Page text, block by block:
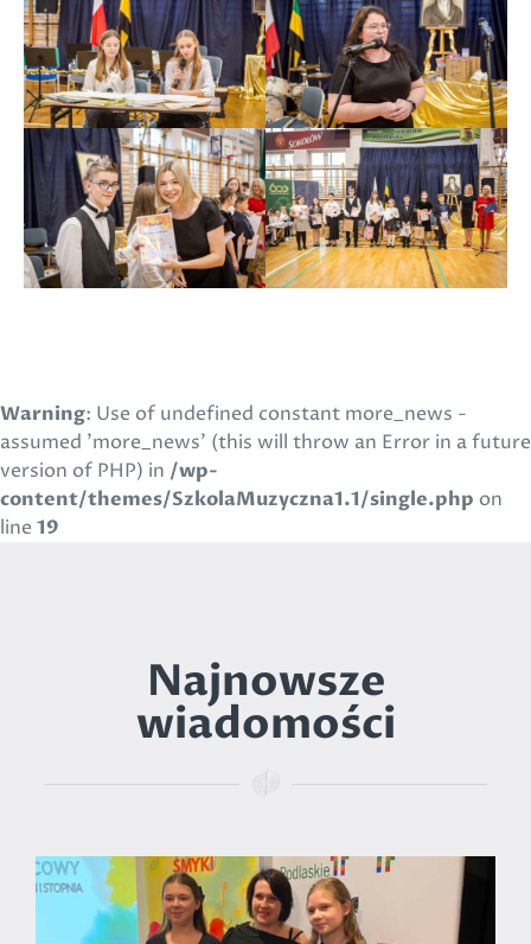
Warning: Use of undefined constant more_news -
assumed 'more_news' (this will throw an Error in a future
version of PHP) in /wp-
content/themes/SzkolaMuzyczna1.1/single.php on
line 19
Najnowsze
wiadomości